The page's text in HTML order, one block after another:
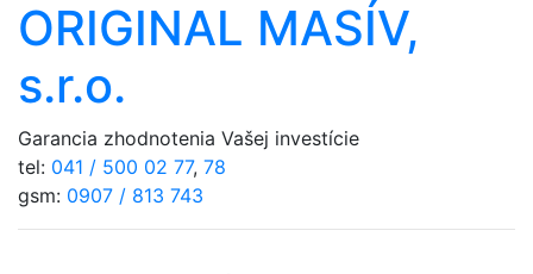
ORIGINAL MASÍV,
s.r.o.
Garancia zhodnotenia Vašej investície
tel: 041 / 500 02 77, 78
gsm: 0907 / 813 743